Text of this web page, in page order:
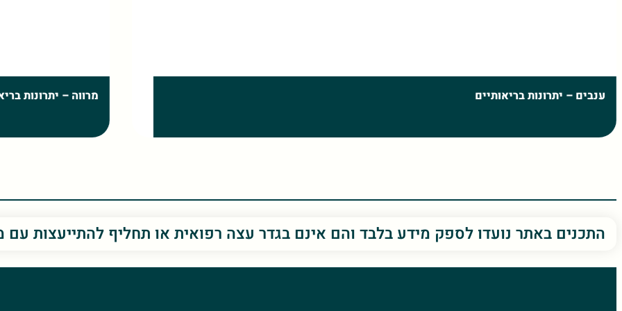
מרווה – יתרונות בריאותיים שמיר – יתרונות
התכנים באתר נועדו לספק מידע בלבד והם אינם בגדר עצה רפואית או תחליף להתייעצות עם